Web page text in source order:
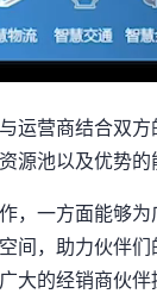
运营商结合双
源池以及优势
，一方面能够
间，助力伙伴
大的经销商伙伴